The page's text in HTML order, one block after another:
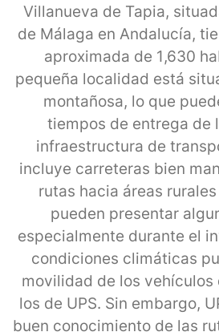
Villanueva de Tapia,
de Málaga en Andalucía,
aproximada de 1,630
pequeña localidad está
montañosa, lo que
tiempos de entrega de
infraestructura de
incluye carreteras bien
rutas hacia áreas
pueden presentar
especialmente durante el
condiciones climáticas
movilidad de los
los de UPS. Sin embargo,
buen conocimiento de las